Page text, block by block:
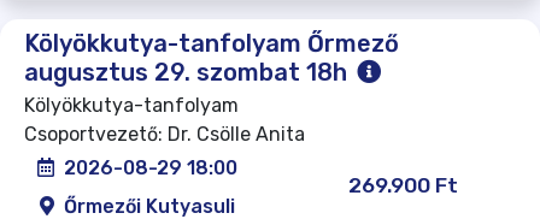
Kölyökkutya-tanfolyam Őrmező
augusztus 29. szombat 18h
Kölyökkutya-tanfolyam
Csoportvezető: Dr. Csölle Anita
2026-08-29 18:00
Őrmezői Kutyasuli
269.900 Ft